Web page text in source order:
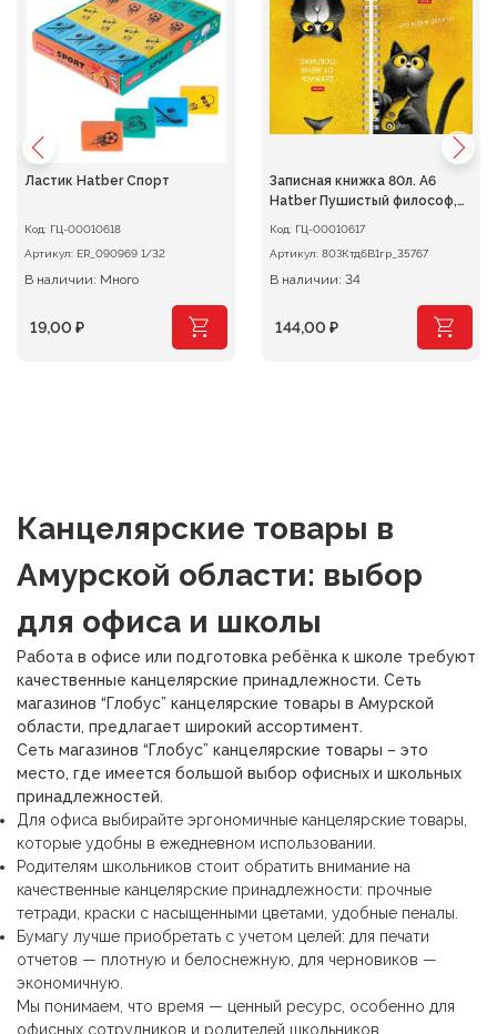
Ластик Hatber Спорт
Код: ГЦ-00010618
Артикул:
ER_090969 1/32
В наличии: Много
19,00 ₽
Записная книжка 80л. А6
Hatber Пушистый философ,
клетка на гребне
Код: ГЦ-00010617
Артикул: 80ЗКтд6В1гр_35767
В наличии: 34
144,00 ₽
Канцелярские товары в
Амурской области: выбор
для офиса и школы
Работа в офисе или подготовка ребёнка к школе требуют
качественные канцелярские принадлежности. Сеть
магазинов “Глобус” канцелярские товары в Амурской
области, предлагает широкий ассортимент.
Сеть магазинов “Глобус” канцелярские товары – это
место, где имеется большой выбор офисных и школьных
принадлежностей.
Для офиса выбирайте эргономичные канцелярские товары,
которые удобны в ежедневном использовании.
Родителям школьников стоит обратить внимание на
качественные канцелярские принадлежности: прочные
тетради, краски с насыщенными цветами, удобные пеналы.
Бумагу лучше приобретать с учетом целей: для печати
отчетов — плотную и белоснежную, для черновиков —
экономичную.
Мы понимаем, что время — ценный ресурс, особенно для
офисных сотрудников и родителей школьников.